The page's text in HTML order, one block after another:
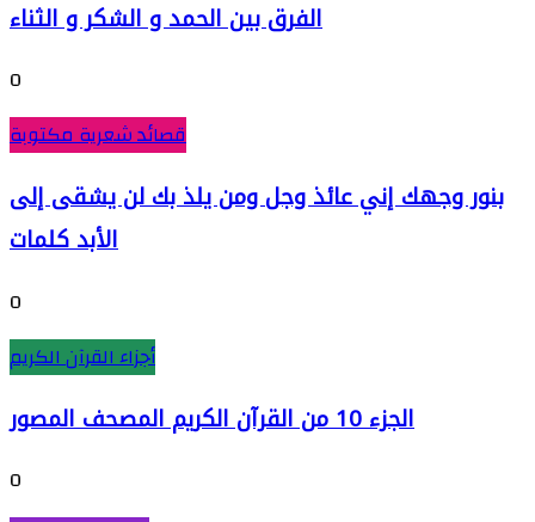
الفرق بين الحمد و الشكر و الثناء
0
قصائد شعرية مكتوبة
بنور وجهك إني عائذ وجل ومن يلذ بك لن يشقى إلى
الأبد كلمات
0
أجزاء القرآن الكريم
الجزء 10 من القرآن الكريم المصحف المصور
0